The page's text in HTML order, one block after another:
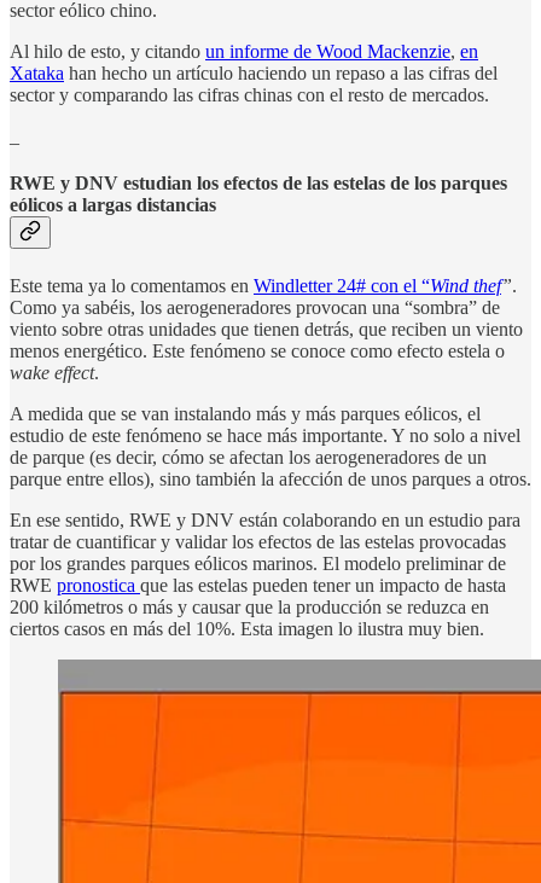
sector eólico chino.
Al hilo de esto, y citando un informe de Wood Mackenzie, en
Xataka han hecho un artículo haciendo un repaso a las cifras del
sector y comparando las cifras chinas con el resto de mercados.
RWE y DNV estudian los efectos de las estelas de los parques
eólicos a largas distancias
Este tema ya lo comentamos en Windletter 24# con el “Wind thef”.
Como ya sabéis, los aerogeneradores provocan una “sombra” de
viento sobre otras unidades que tienen detrás, que reciben un viento
menos energético. Este fenómeno se conoce como efecto estela o
wake effect.
A medida que se van instalando más y más parques eólicos, el
estudio de este fenómeno se hace más importante. Y no solo a nivel
de parque (es decir, cómo se afectan los aerogeneradores de un
parque entre ellos), sino también la afección de unos parques a otros.
En ese sentido, RWE y DNV están colaborando en un estudio para
tratar de cuantificar y validar los efectos de las estelas provocadas
por los grandes parques eólicos marinos. El modelo preliminar de
RWE pronostica que las estelas pueden tener un impacto de hasta
200 kilómetros o más y causar que la producción se reduzca en
ciertos casos en más del 10%. Esta imagen lo ilustra muy bien.